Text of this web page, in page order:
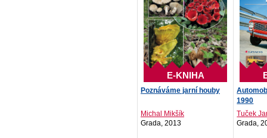
E-KNIHA
Poznáváme jarní houby
Michal Mikšík
Grada, 2013
1990
Tuček
Grada,